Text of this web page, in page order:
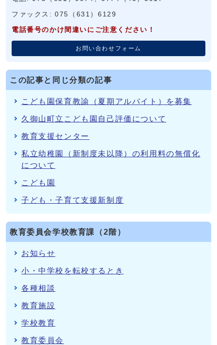
ファックス: 075（631）6129
電話番号のかけ間違いにご注意ください！
お問い合わせフォーム
この記事と同じ分類の記事
こども園保育教諭（夏期アルバイト）を募集
久御山町立こども園自己評価について
教育支援センター
私立幼稚園（新制度未以降）の利用料の無償化
について
こども園
子ども・子育て支援新制度
教育委員会学校教育課（2階）
お知らせ
小・中学校を転校するとき
各種相談
教育施設
学校教育
教育委員会